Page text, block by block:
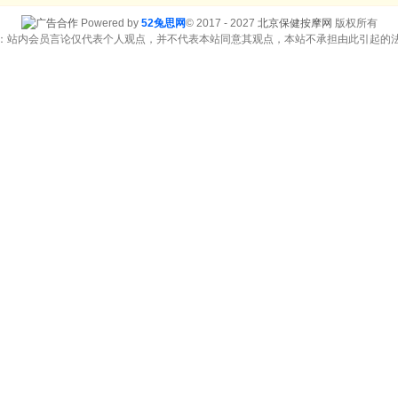
Powered by 52兔思网© 2017 - 2027 北京保健按摩网 版权所有
站内会员言论仅代表个人观点，并不代表本站同意其观点，本站不承担由此引起的